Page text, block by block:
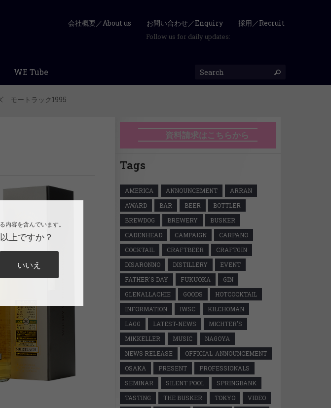
会社概要／About us お問い合わせ／Enquiry 採用／Recruit
Follow us for daily updates:
WE Tube
モートラック1995
資料請求はこちらから
Tags
AMERICA ANNOUNCEMENT
ARRAN
AWARD
BAR BEER
BOTTLER
BREWDOG
BREWERY
BUSKER
CADENHEAD
CAMPAIGN
CARPANO
COCKTAIL
CRAFTBEER
CRAFTGIN
DISARONNO
DISTILLERY
EVENT
FATHER'S DAY
FUKUOKA
GIN
GLENALLACHIE
GOODS
HOTCOCKTAIL
INFORMATION
IWSC
KILCHOMAN
LAGG
LATEST-NEWS
MICHTER'S
MIKKELLER
MUSIC
NAGOYA
NEWS RELEASE
OFFICIAL-ANNOUNCEMENT
OSAKA
PRESENT
PROFESSIONALS
SEMINAR
SILENT POOL
SPRINGBANK
TASTING
THE BUSKER TOKYO
VIDEO
内容を含んでいます。
上ですか？
いいえ